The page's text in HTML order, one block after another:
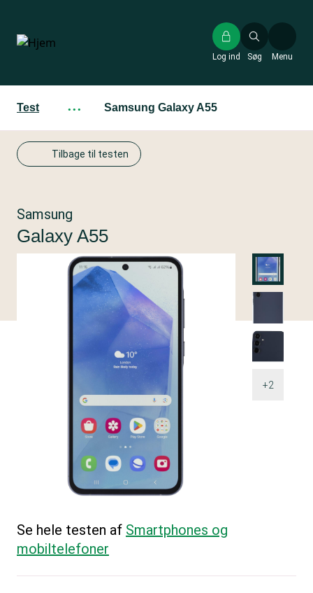
hovedindhold
Søg
Log ind Menu
Test ··· Samsung Galaxy A55
Tilbage til testen
+2
Samsung
Galaxy A55
Se hele testen af Smartphones og
mobiltelefoner